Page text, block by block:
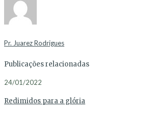
Pr. Juarez Rodrigues
Publicações relacionadas
24/01/2022
Redimidos para a glória